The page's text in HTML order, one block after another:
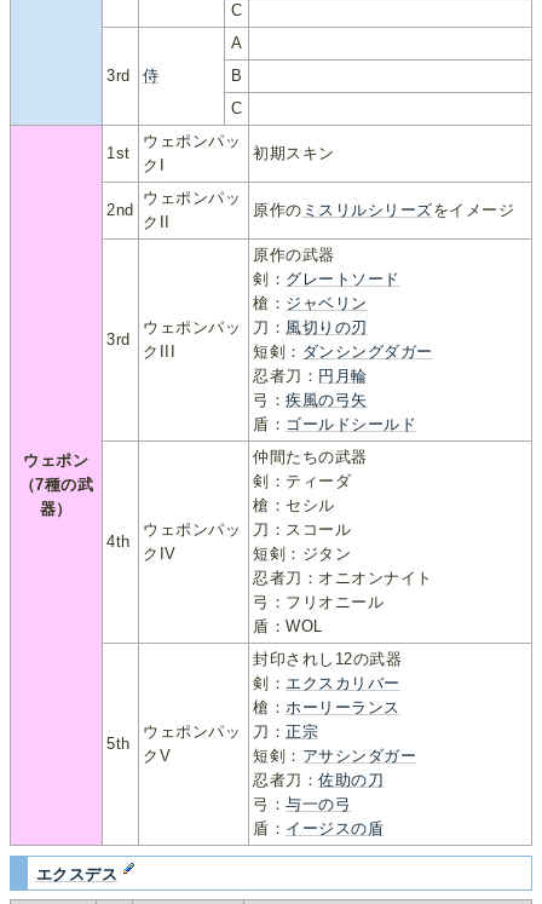
C
3rd 侍
A
B
C
ウェポン
（7種の武
器）
1st
ウェポンパッ
クI
初期スキン
2nd
ウェポンパッ
クII
原作の ミスリルシリーズをイメージ
3rd
ウェポンパッ
クIII
原作の武器
剣： グレートソード
槍： ジャベリン
刀： 風切りの刃
短剣： ダンシングダガー
忍者刀： 円月輪
弓：疾風の弓矢
盾： ゴールドシールド
4th
ウェポンパッ
クIV
仲間たちの武器
剣：ティーダ
槍：セシル
刀：スコール
短剣：ジタン
忍者刀：オニオンナイト
弓：フリオニール
盾：WOL
5th
ウェポンパッ
クV
封印されし12の武器
剣： エクスカリバー
槍：ホーリーランス
刀：正宗
短剣： アサシンダガー
忍者刀：佐助の刀
弓：与一の弓
盾： イージスの盾
エクスデス